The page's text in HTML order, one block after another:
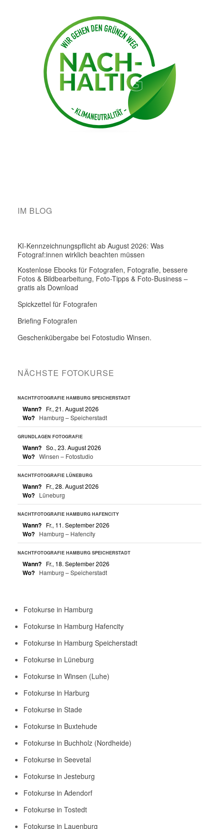
IM BLOG
KI-Kennzeichnungspflicht ab August 2026: Was
Fotograf:innen wirklich beachten müssen
Kostenlose Ebooks für Fotografen, Fotografie, bessere
Fotos & Bildbearbeitung, Foto-Tipps & Foto-Business –
gratis als Download
Spickzettel für Fotografen
Briefing Fotografen
Geschenkübergabe bei Fotostudio Winsen.
NÄCHSTE FOTOKURSE
NACHTFOTOGRAFIE HAMBURG SPEICHERSTADT
Wann? Fr., 21. August 2026
Wo? Hamburg – Speicherstadt
GRUNDLAGEN FOTOGRAFIE
Wann? So., 23. August 2026
Wo? Winsen – Fotostudio
NACHTFOTOGRAFIE LÜNEBURG
Wann? Fr., 28. August 2026
Wo? Lüneburg
NACHTFOTOGRAFIE HAMBURG HAFENCITY
Wann? Fr., 11. September 2026
Wo? Hamburg – Hafencity
NACHTFOTOGRAFIE HAMBURG SPEICHERSTADT
Wann? Fr., 18. September 2026
Wo? Hamburg – Speicherstadt
Fotokurse in Hamburg
Fotokurse in Hamburg Hafencity
Fotokurse in Hamburg Speicherstadt
Fotokurse in Lüneburg
Fotokurse in Winsen (Luhe)
Fotokurse in Harburg
Fotokurse in Stade
Fotokurse in Buxtehude
Fotokurse in Buchholz (Nordheide)
Fotokurse in Seevetal
Fotokurse in Jesteburg
Fotokurse in Adendorf
Fotokurse in Tostedt
Fotokurse in Lauenburg